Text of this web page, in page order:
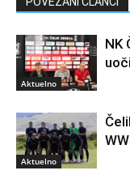
Aktuelno
NK
Aktuelno